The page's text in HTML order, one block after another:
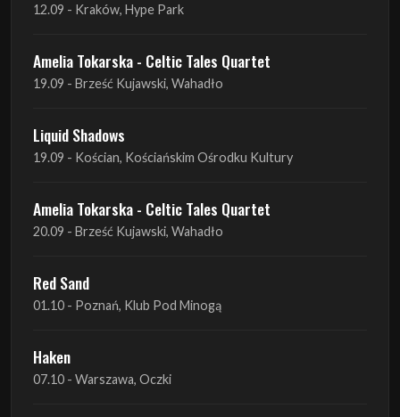
12.09 - Kraków, Hype Park
Amelia Tokarska - Celtic Tales Quartet
19.09 - Brześć Kujawski, Wahadło
Liquid Shadows
19.09 - Kościan, Kościańskim Ośrodku Kultury
Amelia Tokarska - Celtic Tales Quartet
20.09 - Brześć Kujawski, Wahadło
Red Sand
01.10 - Poznań, Klub Pod Minogą
Haken
07.10 - Warszawa, Oczki